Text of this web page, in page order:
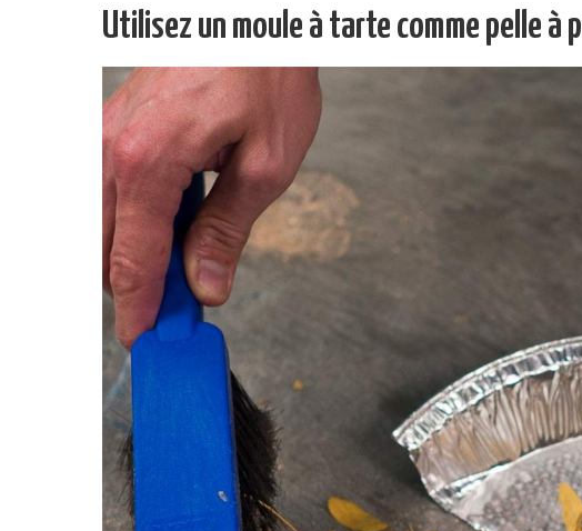
Utilisez un moule à tarte comme pelle à